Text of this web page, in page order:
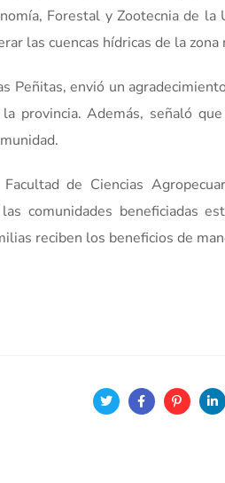
Forestal y Zootecnia de
las cuencas hídricas de la
Peñitas, envió un
provincia. Además, señaló
de Ciencias
comunidades beneficiadas
reciben los beneficios de